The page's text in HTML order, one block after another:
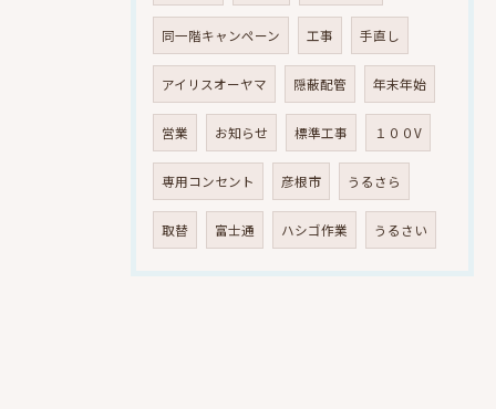
同一階キャンペーン 工事 手直し
アイリスオーヤマ 隠蔽配管 年末年始
営業 お知らせ 標準工事 １００V
専用コンセント 彦根市 うるさら
取替 富士通 ハシゴ作業 うるさい